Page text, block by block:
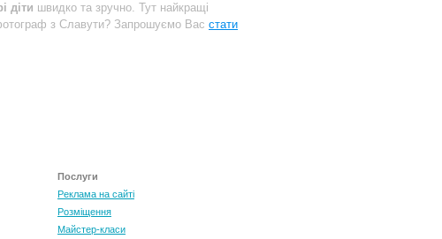
діти швидко та зручно. Тут найкращі
з Славути? Запрошуємо Вас стати
Послуги
Реклама на сайті
Розміщення
Майстер-класи